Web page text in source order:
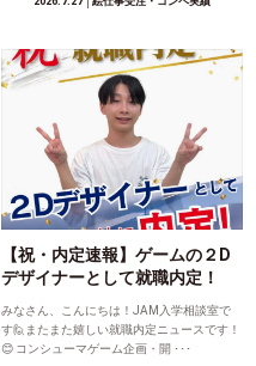
【祝・内定速報】ゲームの２D
デザイナーとして就職内定！
みなさん、こんにちは！JAM入学相談室で
す🙋またまた嬉しい就職内定ニュースです！
😊 コンシューマゲーム企画・開 ･･･